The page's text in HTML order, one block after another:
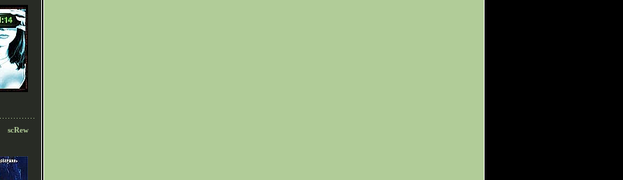
scRew